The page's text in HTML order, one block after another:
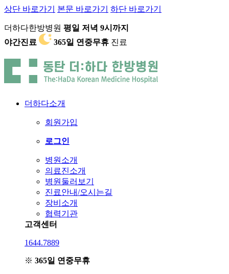
상단 바로가기 본문 바로가기 하단 바로가기
더하다한방병원 평일 저녁 9시까지
야간진료
365일 연중무휴 진료
더하다소개
회원가입
로그인
병원소개
의료진소개
병원둘러보기
진료안내/오시는길
장비소개
협력기관
고객센터
1644.7889
※ 365일 연중무휴